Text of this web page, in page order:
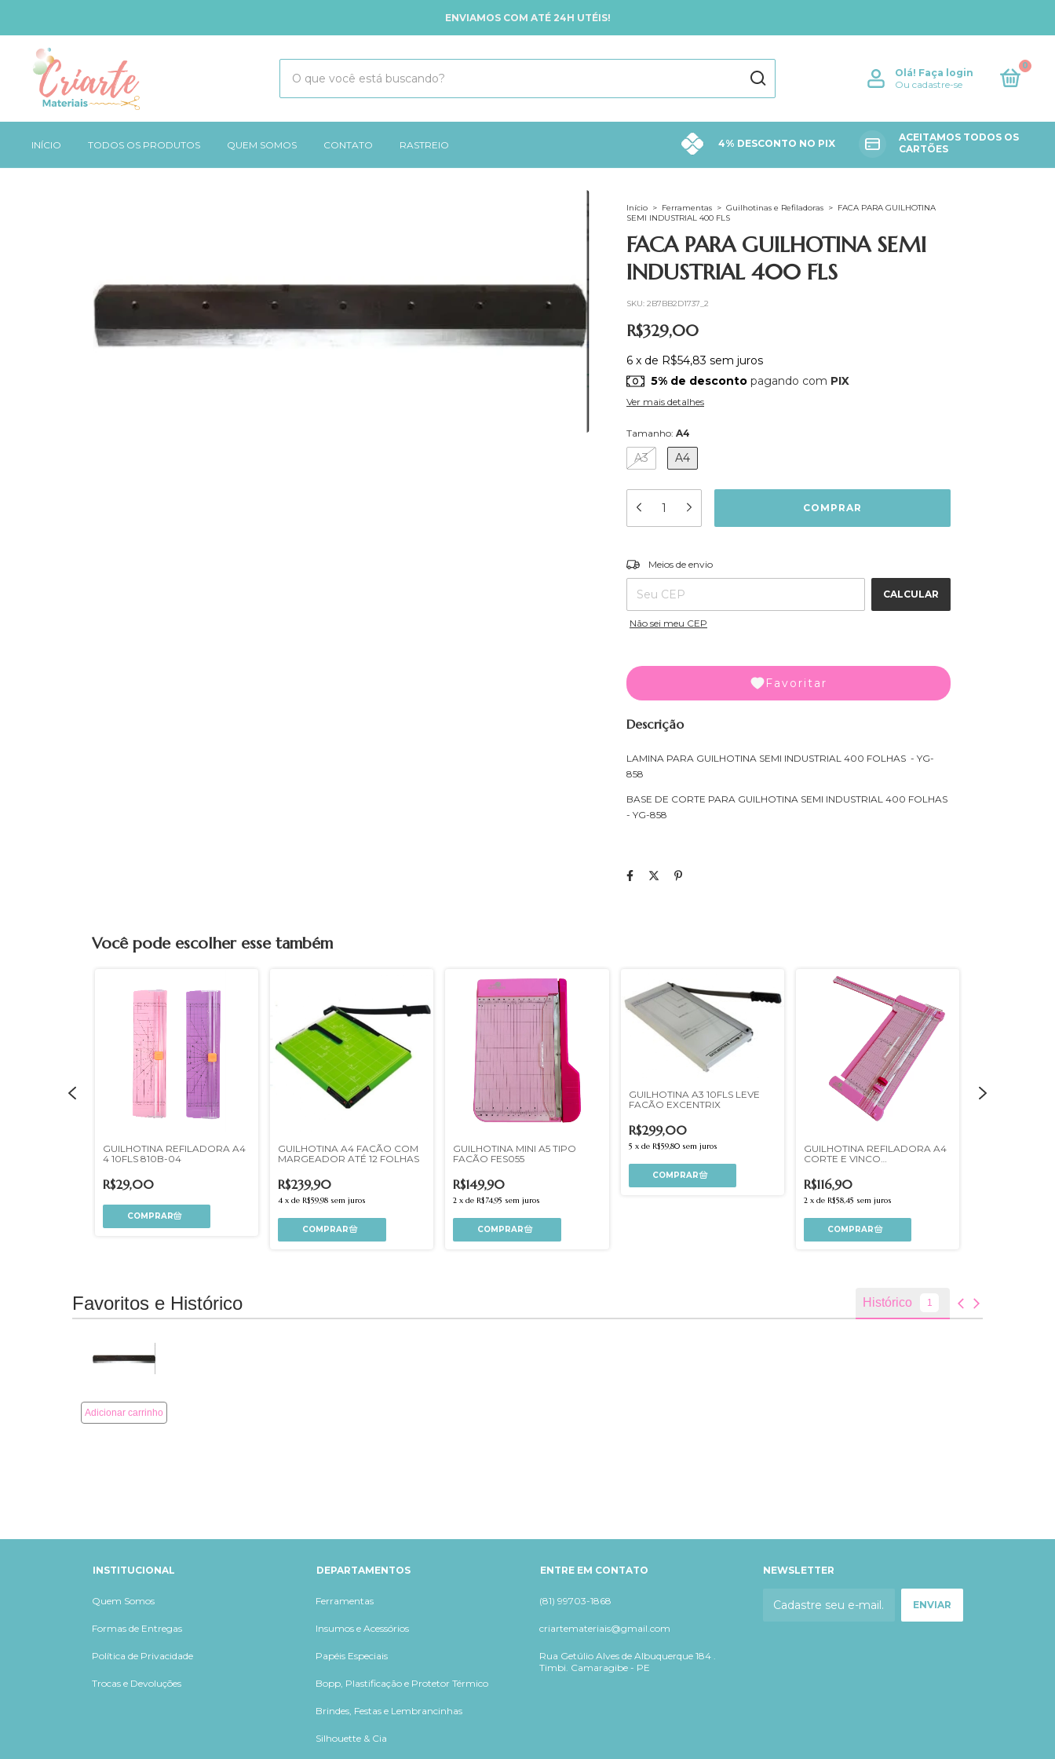
ENVIAMOS COM ATÉ 24H UTÉIS!
Olá! Faça login
Ou cadastre-se
0
INÍCIO TODOS OS PRODUTOS QUEM SOMOS CONTATO RASTREIO 4% DESCONTO NO PIX
ACEITAMOS TODOS OS
CARTÕES
Início > Ferramentas > Guilhotinas e Refiladoras > FACA PARA GUILHOTINA
SEMI INDUSTRIAL 400 FLS
FACA PARA GUILHOTINA SEMI
INDUSTRIAL 400 FLS
SKU: 2B7BB2D1737_2
R$329,00
6 x de R$54,83 sem juros
5% de desconto pagando com PIX
Ver mais detalhes
Tamanho: A4
A3 A4
Entregas para o CEP:
Meios de envio
CALCULAR
Não sei meu CEP
Favoritar
Descrição
LAMINA PARA GUILHOTINA SEMI INDUSTRIAL 400 FOLHAS - YG-
858
BASE DE CORTE PARA GUILHOTINA SEMI INDUSTRIAL 400 FOLHAS
- YG-858
Você pode escolher esse também
GUILHOTINA REFILADORA A4
4 10FLS 810B-04
R$29,00
GUILHOTINA A4 FACÃO COM
MARGEADOR ATÉ 12 FOLHAS
R$239,90
4 xde R$59,98 sem juros
GUILHOTINA MINI A5 TIPO
FACÃO FES055
R$149,90
2 xde R$74,95 sem juros
GUILHOTINA A3 10FLS LEVE
FACÃO EXCENTRIX
R$299,00
5 x de R$59,80 sem juros
GUILHOTINA REFILADORA A4
CORTE E VINCO
R$116,90
2 x de R$58,45 sem juros
INSTITUCIONAL
Quem Somos
Formas de Entregas
Política de Privacidade
Trocas e Devoluções
DEPARTAMENTOS
Ferramentas
Insumos e Acessórios
Papéis Especiais
Bopp, Plastificação e Protetor Térmico
Brindes, Festas e Lembrancinhas
Silhouette & Cia
ENTRE EM CONTATO
(81) 99703-1868
criartemateriais@gmail.com
Rua Getúlio Alves de Albuquerque 184 .
Timbi. Camaragibe - PE
NEWSLETTER